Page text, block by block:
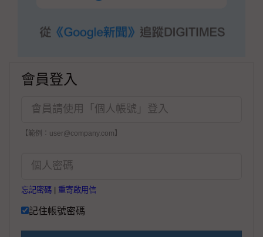
會員登入
【範例：user@company.com】
忘記密碼 重寄啟用信
記住帳號密碼